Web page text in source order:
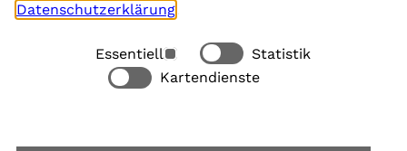
Rechtliches
Datenschutzerklärung
Essentiell
Statistik
Kartendienste